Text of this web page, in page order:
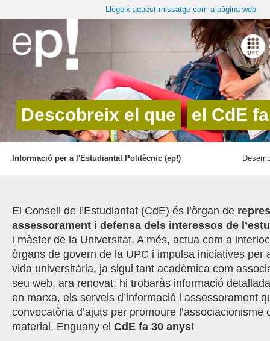
Llegeix aquest missatge com a pàgina web
Descobreix el que el CdE
Informació per a l'Estudiantat Politècnic (ep!)
El Consell de l’Estudiantat (CdE) és l’òrgan de r
assessorament i defensa dels interessos de
i màster de la Universitat. A més, actua com a
òrgans de govern de la UPC i impulsa iniciatives per
vida universitària, ja sigui tant acadèmica com
seu web, ara renovat, hi trobaràs informació
en marxa, els serveis d’informació i assessorament
convocatòria d’ajuts per promoure l’associacionisme
material. Enguany el CdE fa 30 anys!